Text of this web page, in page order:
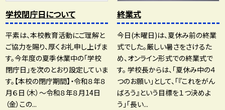
学校閉庁日について
平素は、本校教育活動にご理解と
ご協力を賜り、厚くお礼申し上げま
す。今年度の夏季休業中の「学校
閉庁日」を次のとおり設定していま
す。【本校の閉庁期間】・令和８年８
月６日（木）～令和８年８月14日
（金）この...
終業式
今日(木曜日)は、夏休み前の終業
式でした。厳しい暑さをさけるた
め、オンライン形式での終業式で
す。 学校長からは、「夏休み中の４
つのお願い」として、「『これをがん
ばろう』という目標を１つ決めよ
う」「長い...